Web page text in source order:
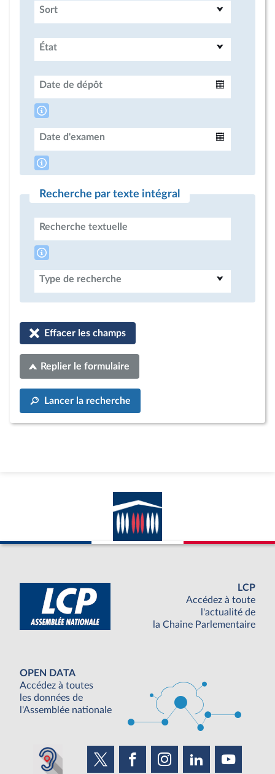
Sort
État
Date de dépôt
Date d'examen
Recherche par texte intégral
Recherche textuelle
Type de recherche
Effacer les champs
Replier le formulaire
Lancer la recherche
LCP
Accédez à toute
l'actualité de
la Chaine Parlementaire
OPEN DATA
Accédez à toutes
les données de
l'Assemblée nationale